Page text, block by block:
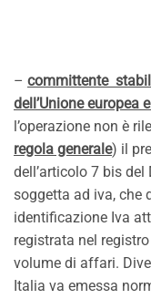
– committente
dell’Unione
l’operazione non è
regola generale) il
dell’articolo 7 bis
soggetta ad iva, che
identificazione Iva
registrata nel
volume di affari.
Italia va emessa